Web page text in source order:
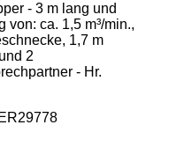
- 3 m lang und
von: ca. 1,5 m³/min.,
1,7 m
2
- Hr.